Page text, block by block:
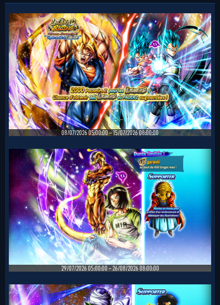
08/07/2026 05:00:00 ~ 15/07/2026 08:00:00
29/07/2026 05:00:00 ~ 26/08/2026 08:00:00